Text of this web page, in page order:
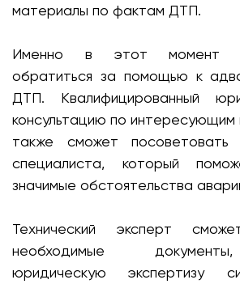
материалы по фактам ДТП.
Именно в этот момент
обратиться за помощью к
ДТП. Квалифицированный
консультацию по
также сможет посоветовать
специалиста, который
значимые обстоятельства
Технический эксперт
необходимые
юридическую экспертизу